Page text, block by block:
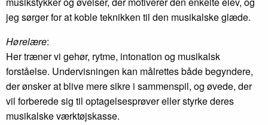
jeg sørger for at koble teknikken til den musikalske glæde.
Hørelære:
Her træner vi gehør, rytme, intonation og musikalsk
forståelse. Undervisningen kan målrettes både begyndere,
der ønsker at blive mere sikre i sammenspil, og øvede, der
vil forberede sig til optagelsesprøver eller styrke deres
musikalske værktøjskasse.